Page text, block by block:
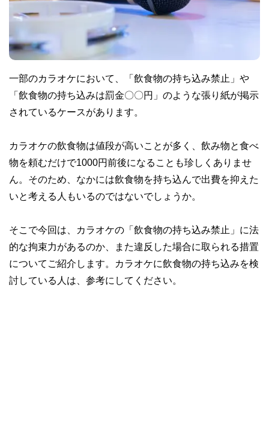
一部のカラオケにおいて、「飲食物の持ち込み禁止」や
「飲食物の持ち込みは罰金〇〇円」のような張り紙が掲示
されているケースがあります。
カラオケの飲食物は値段が高いことが多く、飲み物と食べ
物を頼むだけで1000円前後になることも珍しくありませ
ん。そのため、なかには飲食物を持ち込んで出費を抑えた
いと考える人もいるのではないでしょうか。
そこで今回は、カラオケの「飲食物の持ち込み禁止」に法
的な拘束力があるのか、また違反した場合に取られる措置
についてご紹介します。カラオケに飲食物の持ち込みを検
討している人は、参考にしてください。